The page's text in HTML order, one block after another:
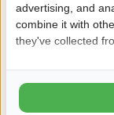
Deshalb
24
Kinder
advertising, and
combine it with
they've collected